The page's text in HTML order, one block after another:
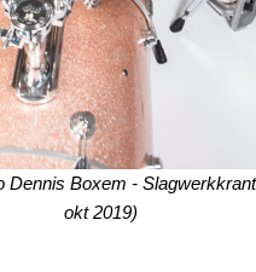
Dennis Boxem -
okt 2019)